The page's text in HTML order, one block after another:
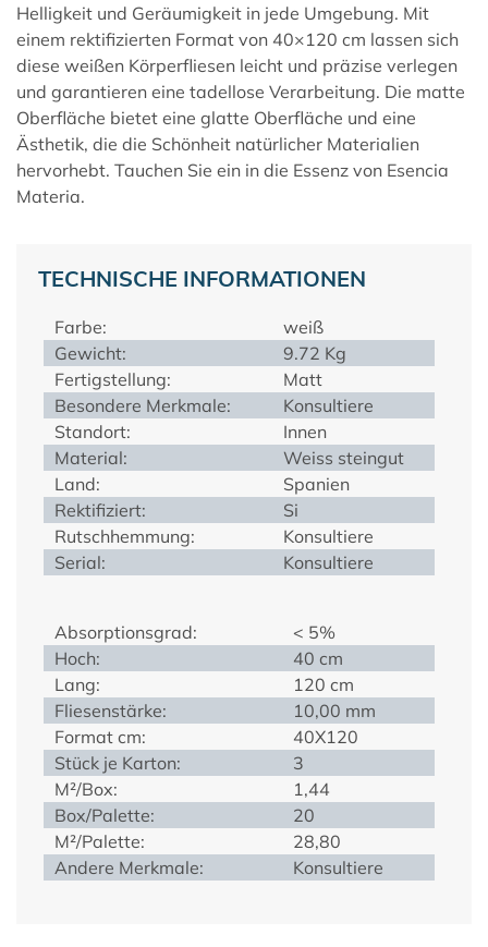
Helligkeit und Geräumigkeit in jede Umgebung. Mit
einem rektifizierten Format von 40×120 cm lassen sich
diese weißen Körperfliesen leicht und präzise verlegen
und garantieren eine tadellose Verarbeitung. Die matte
Oberfläche bietet eine glatte Oberfläche und eine
Ästhetik, die die Schönheit natürlicher Materialien
hervorhebt. Tauchen Sie ein in die Essenz von Esencia
Materia.
TECHNISCHE INFORMATIONEN
Farbe:
weiß
Gewicht:
9.72 Kg
Fertigstellung:
Matt
Besondere Merkmale:
Konsultiere
Standort:
Innen
Material:
Weiss steingut
Land:
Spanien
Rektifiziert:
Si
Rutschhemmung:
Konsultiere
Serial:
Konsultiere
Absorptionsgrad:
< 5%
Hoch:
40 cm
Lang:
120 cm
Fliesenstärke:
10,00 mm
Format cm:
40X120
Stück je Karton:
3
M²/Box:
1,44
Box/Palette:
20
M²/Palette:
28,80
Andere Merkmale:
Konsultiere